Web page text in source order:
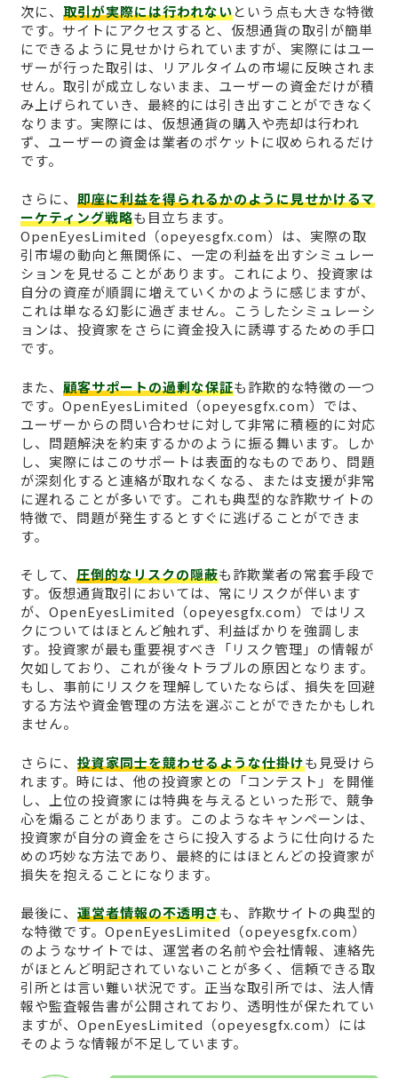
次に、 取引が実際には行われないという点も大きな特徴
です。サイトにアクセスすると、仮想通貨の取引が簡単
にできるように見せかけられていますが、実際にはユー
ザーが行った取引は、リアルタイムの市場に反映されま
せん。取引が成立しないまま、ユーザーの資金だけが積
み上げられていき、最終的には引き出すことができなく
なります。実際には、仮想通貨の購入や売却は行われ
ず、ユーザーの資金は業者のポケットに収められるだけ
です。
さらに、 即座に利益を得られるかのように見せかけるマ
ーケティング戦略も目立ちます。
OpenEyesLimited（opeyesgfx.com）は、実際の取
引市場の動向と無関係に、一定の利益を出すシミュレー
ションを見せることがあります。これにより、投資家は
自分の資産が順調に増えていくかのように感じますが、
これは単なる幻影に過ぎません。こうしたシミュレーシ
ョンは、投資家をさらに資金投入に誘導するための手口
です。
また、 顧客サポートの過剰な保証も詐欺的な特徴の一つ
です。OpenEyesLimited（opeyesgfx.com）では、
ユーザーからの問い合わせに対して非常に積極的に対応
し、問題解決を約束するかのように振る舞います。しか
し、実際にはこのサポートは表面的なものであり、問題
が深刻化すると連絡が取れなくなる、または支援が非常
に遅れることが多いです。これも典型的な詐欺サイトの
特徴で、問題が発生するとすぐに逃げることができま
す。
そして、 圧倒的なリスクの隠蔽も詐欺業者の常套手段で
す。仮想通貨取引においては、常にリスクが伴います
が、OpenEyesLimited（opeyesgfx.com）ではリス
クについてはほとんど触れず、利益ばかりを強調しま
す。投資家が最も重要視すべき「リスク管理」の情報が
欠如しており、これが後々トラブルの原因となります。
もし、事前にリスクを理解していたならば、損失を回避
する方法や資金管理の方法を選ぶことができたかもしれ
ません。
さらに、 投資家同士を競わせるような仕掛けも見受けら
れます。時には、他の投資家との「コンテスト」を開催
し、上位の投資家には特典を与えるといった形で、競争
心を煽ることがあります。このようなキャンペーンは、
投資家が自分の資金をさらに投入するように仕向けるた
めの巧妙な方法であり、最終的にはほとんどの投資家が
損失を抱えることになります。
最後に、 運営者情報の不透明さも、詐欺サイトの典型的
な特徴です。OpenEyesLimited（opeyesgfx.com）
のようなサイトでは、運営者の名前や会社情報、連絡先
がほとんど明記されていないことが多く、信頼できる取
引所とは言い難い状況です。正当な取引所では、法人情
報や監査報告書が公開されており、透明性が保たれてい
ますが、OpenEyesLimited（opeyesgfx.com）には
そのような情報が不足しています。